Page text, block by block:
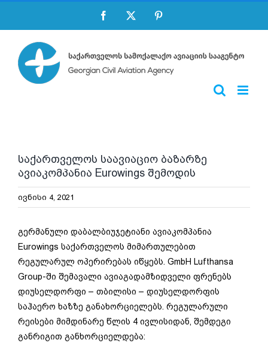
Facebook
საქართველოს საავიაციო ბაზარზე
ავიაკომპანია Eurowings შემოდის
ივნისი 4, 2021
გერმანული დაბალბიუჯეტიანი ავიაკომპანია
Eurowings საქართველოს მიმართულებით
რეგულარულ ოპერირებას იწყებს. GmbH Lufthansa
Group-ში შემავალი ავიაგადამზიდველი ფრენებს
დიუსელდორფი – თბილისი – დიუსელდორფის
საჰაერო ხაზზე განახორციელებს. რეგულარული
რეისები მიმდინარე წლის 4 ივლისიდან, შემდეგი
განრიგით განხორციელდება: